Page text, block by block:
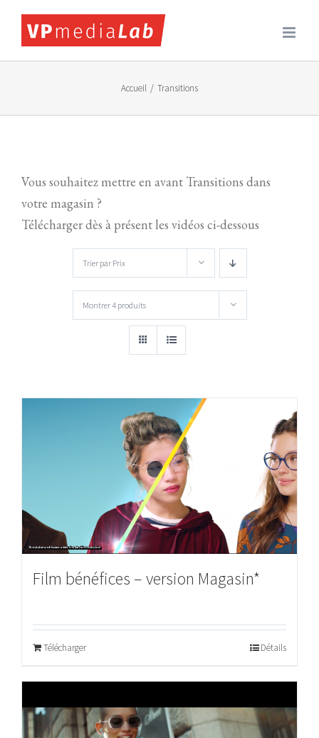
Accueil / Transitions
Vous souhaitez mettre en avant Transitions dans
votre magasin ?
Télécharger dès à présent les vidéos ci-dessous
Trier par Prix
Montrer 4 produits
Film bénéfices – version Magasin*
Télécharger Détails